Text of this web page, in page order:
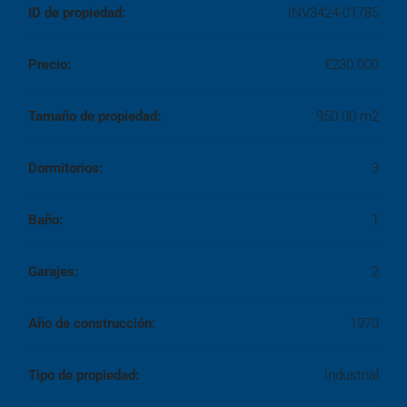
ID de propiedad: INV3424-01785
Precio: €230.000
Tamaño de propiedad: 950.00 m2
Dormitorios: 3
Baño: 1
Garajes: 2
Año de construcción: 1970
Tipo de propiedad: Industrial